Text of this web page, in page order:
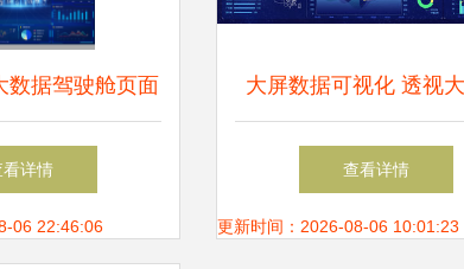
数据驾驶舱页面
企业数据解决方
案
看详情
06 22:46:06
大屏数据可视化 透视
时代的智慧之窗
查看详情
更新时间：2026-08-06 10:01:23